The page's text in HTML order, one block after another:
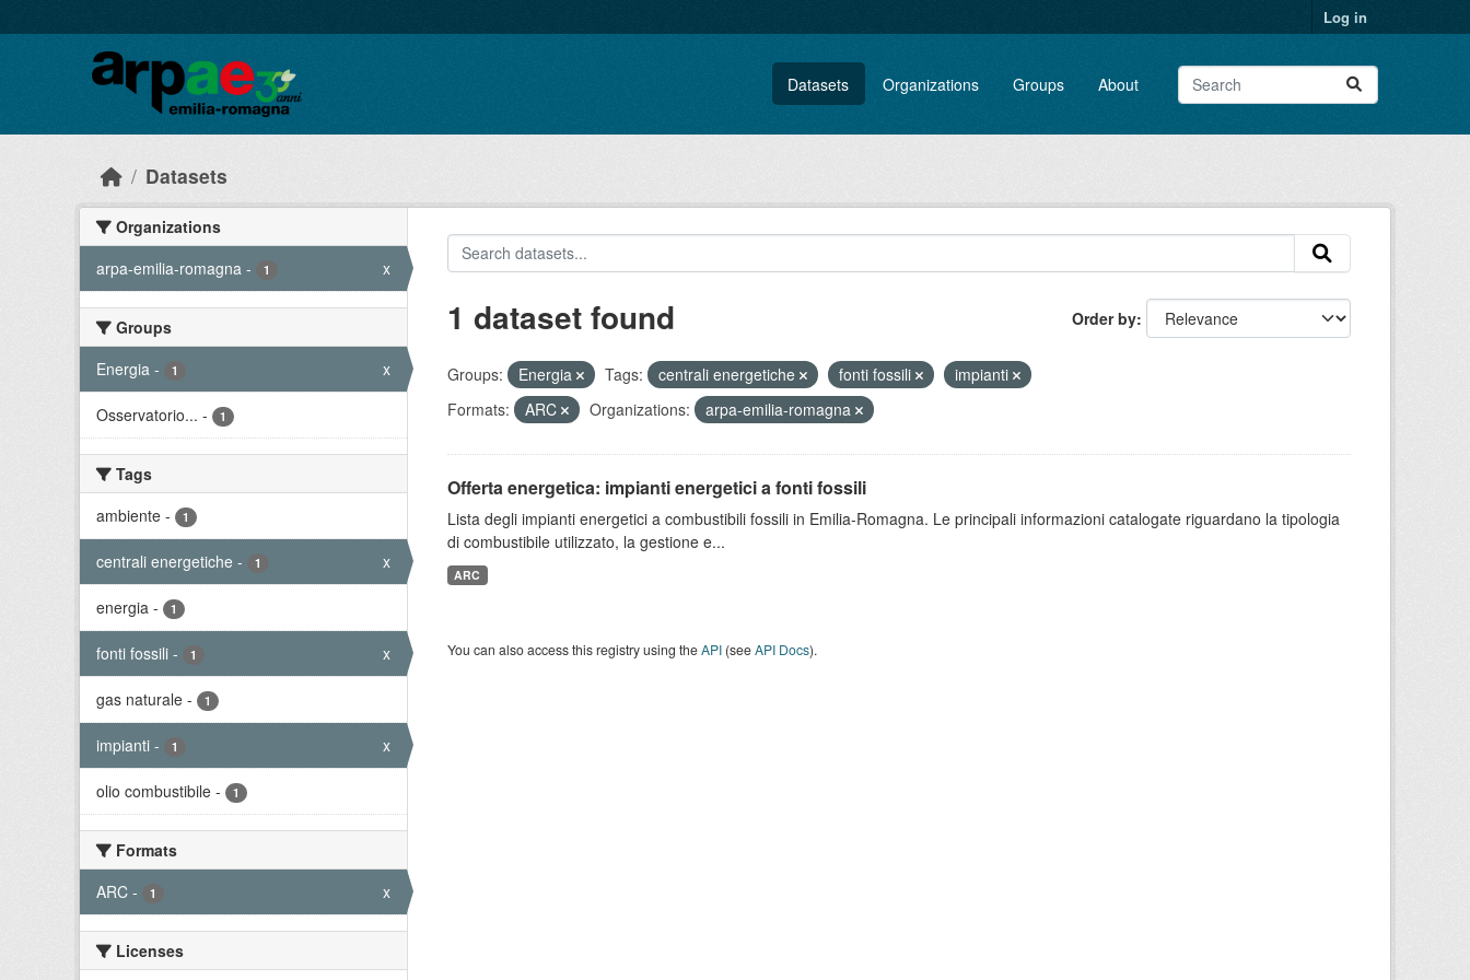
Log in
Datasets Organizations Groups About
Datasets
Organizations
arpa-emilia-romagna - 1 x
Groups
Energia - 1 x
Osservatorio... - 1
Tags
ambiente - 1
centrali energetiche - 1 x
energia - 1
fonti fossili - 1 x
gas naturale - 1
impianti - 1 x
olio combustibile - 1
Formats
ARC - 1 x
Licenses
Order by
1 dataset found
Groups: Energia Tags: centrali energetiche fonti fossili
impianti
Formats:
ARC Organizations: arpa-emilia-romagna
Offerta energetica: impianti energetici a fonti fossili
Lista degli impianti energetici a combustibili fossili in Emilia-Romagna. Le principali informazioni catalogate riguardano la tipologia
di combustibile utilizzato, la gestione e...
ARC
You can also access this registry using theAPI(seeAPI Docs).